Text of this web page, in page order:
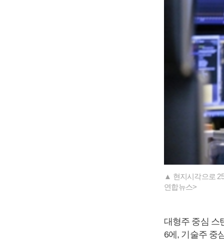
▲ 현지시각으로
연합뉴스>
대형주 중심 스
6에, 기술주 중